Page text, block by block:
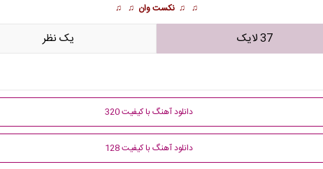
♫ ♫ نکست وان ♫ ♫
37 لایک يک نظر
دانلود آهنگ با کیفیت 320
دانلود آهنگ با کیفیت 128